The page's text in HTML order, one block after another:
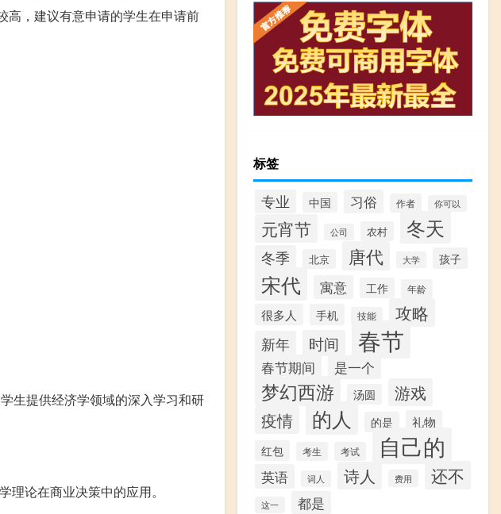
高，建议有意申请的学生在申请前
生提供经济学领域的深入学习和研
论在商业决策中的应用。
标签
专业 中国 习俗 作者 你可以
元宵节 公司 农村 冬天
冬季 北京 唐代 大学 孩子
宋代 寓意 工作 年龄
很多人 手机 技能 攻略
新年 时间 春节
春节期间 是一个
梦幻西游 汤圆
游戏
疫情
的人 的是 礼物
红包 考生 考试 自己的
英语 词人 诗人 费用 还不
这一 都是